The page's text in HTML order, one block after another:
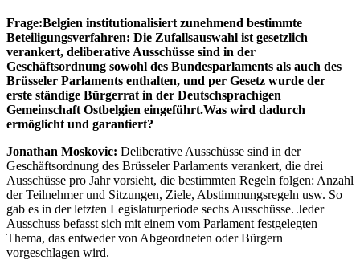
Frage:Belgien institutionalisiert zunehmend bestimmte
Beteiligungsverfahren: Die Zufallsauswahl ist gesetzlich
verankert, deliberative Ausschüsse sind in der
Geschäftsordnung sowohl des Bundesparlaments als auch des
Brüsseler Parlaments enthalten, und per Gesetz wurde der
erste ständige Bürgerrat in der Deutschsprachigen
Gemeinschaft Ostbelgien eingeführt.Was wird dadurch
ermöglicht und garantiert?
Jonathan Moskovic: Deliberative Ausschüsse sind in der
Geschäftsordnung des Brüsseler Parlaments verankert, die drei
Ausschüsse pro Jahr vorsieht, die bestimmten Regeln folgen: Anzahl
der Teilnehmer und Sitzungen, Ziele, Abstimmungsregeln usw. So
gab es in der letzten Legislaturperiode sechs Ausschüsse. Jeder
Ausschuss befasst sich mit einem vom Parlament festgelegten
Thema, das entweder von Abgeordneten oder Bürgern
vorgeschlagen wird.